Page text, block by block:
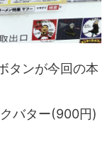
タンが今回の本
バター(900円)